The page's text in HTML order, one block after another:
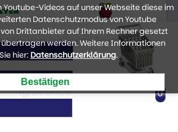
Marken unseres Portfolios
lyratronics
Videos auf unser Webseite diese im
Datenschutzmodus von Youtube
Drittanbieter auf Ihrem Rechner gesetzt
werden. Weitere Informationen
hier: Datenschutzerklärung.
0